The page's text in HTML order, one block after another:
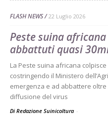
FLASH NEWS 22 Luglio 2026
Peste suina
abbattuti quasi
La Peste suina africana
costringendo il Ministero
emergenza e ad abbattere
diffusione del virus
Di Redazione Suinicoltura -